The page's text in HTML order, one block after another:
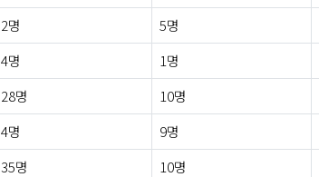
2명 5명
4명 1명
28명 10명
4명 9명
35명 10명